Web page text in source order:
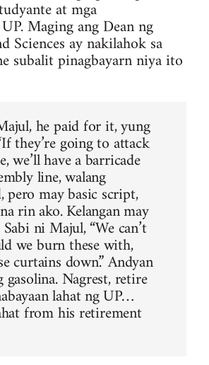
at mga
Maging ang Dean ng
Sciences ay nakilahok sa
subalit pinagbayarn niya ito
he paid for it, yung
they’re going to attack
we’ll have a barricade
line, walang
pero may basic script,
rin ako. Kelangan may
ni Majul, “We can’t
we burn these with,
curtains down.” Andyan
gasolina. Nagrest, retire
lahat ng UP…
from his retirement